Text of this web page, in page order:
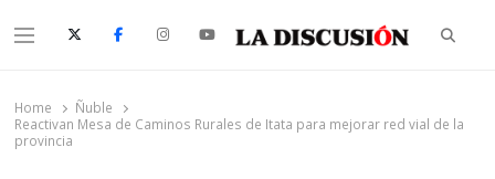
Menu
Home
Ñuble
Reactivan Mesa de Caminos Rurales de Itata para mejorar red vial de la
provincia